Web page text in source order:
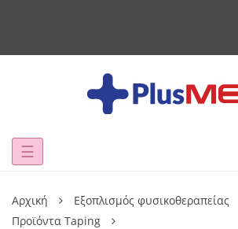
Toggle
☰
Αρχική
Εξοπλισμός φυσικοθεραπείας
Προϊόντα Taping